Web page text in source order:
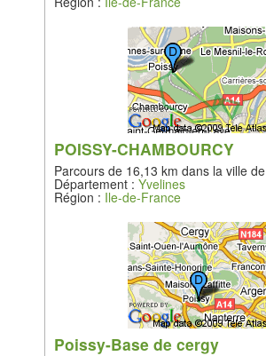
POISSY-CHAMBOURCY
Parcours de 16,13 km dans la ville de
Département : Yvelines
Région : Ile-de-France
Poissy-Base de cergy